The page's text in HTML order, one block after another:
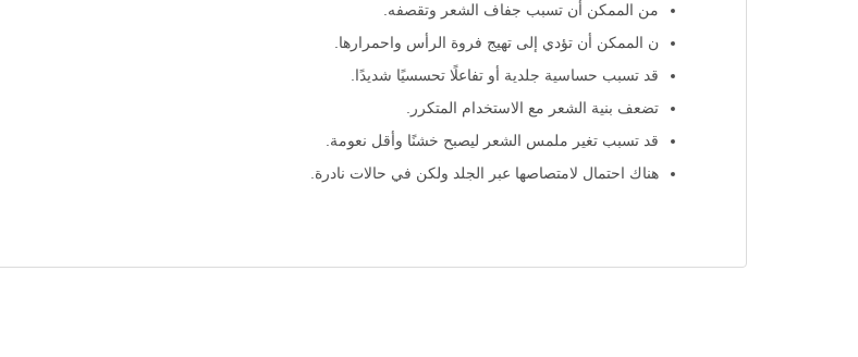
من الممكن أن تسبب جفاف الشعر وتقصفه.
ن الممكن أن تؤدي إلى تهيج فروة الرأس واحمرارها.
قد تسبب حساسية جلدية أو تفاعلًا تحسسيًا شديدًا.
تضعف بنية الشعر مع الاستخدام المتكرر.
قد تسبب تغير ملمس الشعر ليصبح خشنًا وأقل نعومة.
هناك احتمال لامتصاصها عبر الجلد ولكن في حالات نادرة.